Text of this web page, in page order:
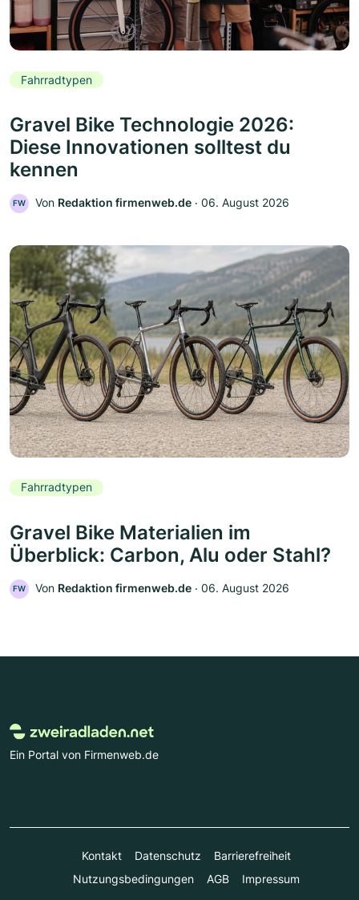
Fahrradtypen
Gravel Bike Technologie 2026:
Diese Innovationen solltest du
kennen
FW Von Redaktion firmenweb.de ‧ 06. August 2026
Fahrradtypen
Gravel Bike Materialien im
Überblick: Carbon, Alu oder Stahl?
FW Von Redaktion firmenweb.de ‧ 06. August 2026
Ein Portal von Firmenweb.de
Kontakt Datenschutz
Barrierefreiheit
Nutzungsbedingungen
AGB Impressum